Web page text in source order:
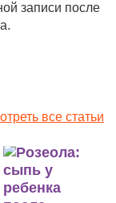
записи после
все статьи